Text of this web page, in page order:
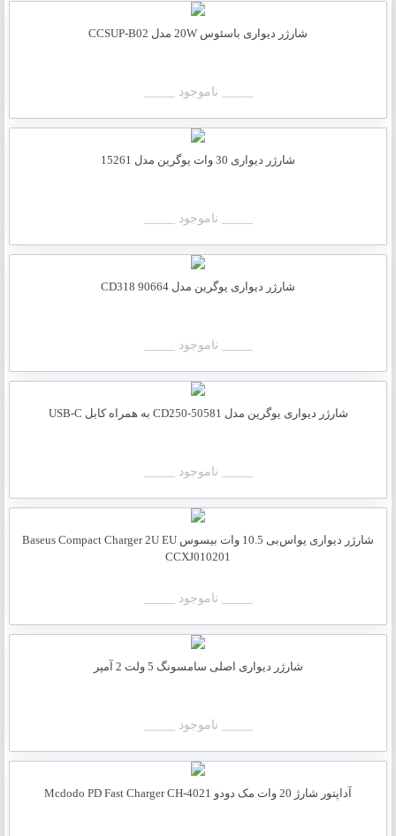
شارژر دیواری باسئوس 20W مدل CCSUP-B02
_____ ناموجود _____
شارژر دیواری 30 وات یوگرین مدل 15261
_____ ناموجود _____
شارژر دیواری یوگرین مدل CD318 90664
_____ ناموجود _____
شارژر دیواری یوگرین مدل CD250-50581 به همراه کابل USB-C
_____ ناموجود _____
شارژر دیواری یواس‌بی 10.5 وات بیسوس Baseus Compact Charger 2U EU
CCXJ010201
_____ ناموجود _____
شارژر دیواری اصلی سامسونگ 5 ولت 2 آمپر
_____ ناموجود _____
آداپتور شارژ 20 وات مک دودو Mcdodo PD Fast Charger CH-4021